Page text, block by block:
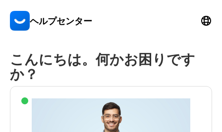
ヘルプセンター
こんにちは。何かお困りです
か？